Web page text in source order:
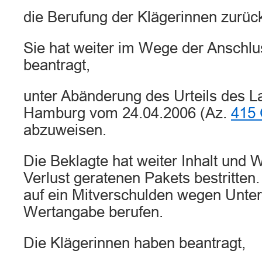
die Berufung der Klägerinnen
Sie hat weiter im Wege der
beantragt,
unter Abänderung des Urteils des
Hamburg vom 24.04.2006 (Az. 415
abzuweisen.
Die Beklagte hat weiter Inhalt und
Verlust geratenen Pakets
auf ein Mitverschulden wegen
Wertangabe berufen.
Die Klägerinnen haben beantragt,